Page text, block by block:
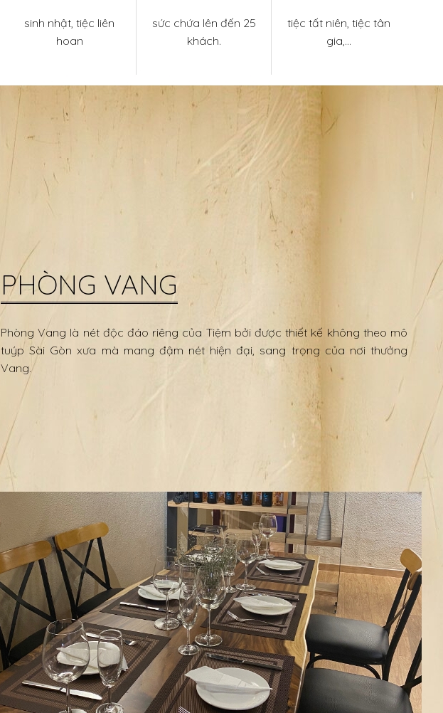
sinh nhật, tiệc liên
hoan
sức chứa lên đến 25
khách.
tiệc tất niên, tiệc tân
gia,…
PHÒNG VANG
Phòng Vang là nét độc đáo riêng của Tiệm bởi được thiết kế không theo mô
tuýp Sài Gòn xưa mà mang đậm nét hiện đại, sang trọng của nơi thưởng
Vang.